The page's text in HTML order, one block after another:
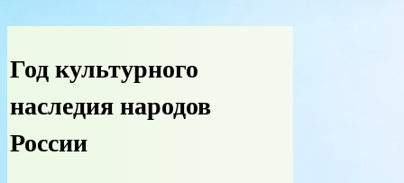
Год культурного
наследия народов
России